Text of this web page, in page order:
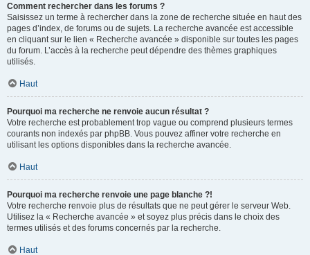
Comment rechercher dans les forums ?
Saisissez un terme à rechercher dans la zone de recherche située en haut des
pages d’index, de forums ou de sujets. La recherche avancée est accessible
en cliquant sur le lien « Recherche avancée » disponible sur toutes les pages
du forum. L’accès à la recherche peut dépendre des thèmes graphiques
utilisés.
Haut
Pourquoi ma recherche ne renvoie aucun résultat ?
Votre recherche est probablement trop vague ou comprend plusieurs termes
courants non indexés par phpBB. Vous pouvez affiner votre recherche en
utilisant les options disponibles dans la recherche avancée.
Haut
Pourquoi ma recherche renvoie une page blanche ?!
Votre recherche renvoie plus de résultats que ne peut gérer le serveur Web.
Utilisez la « Recherche avancée » et soyez plus précis dans le choix des
termes utilisés et des forums concernés par la recherche.
Haut